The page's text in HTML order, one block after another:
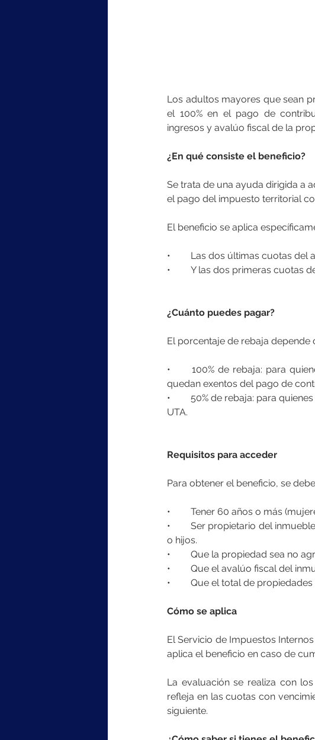
Los adultos mayores que sean
el 100% en el pago de
ingresos y avalúo fiscal de la
¿En qué consiste el beneficio?
Se trata de una ayuda dirigida a
el pago del impuesto territorial
El beneficio se aplica
•	Las dos últimas cuotas del
•	Y las dos primeras cuotas
¿Cuánto puedes pagar?
El porcentaje de rebaja depende
•	100% de rebaja: para quienes tengan ingresos iguales o inferiores a 13,5 UTA. En este caso,
quedan exentos del pago de
•	50% de rebaja: para quienes registren ingresos superiores a 13,5 UTA e inferiores o iguales a 30
UTA.
Requisitos para acceder
Para obtener el beneficio, se
•	Tener 60 años o más
•	Ser propietario del inmueble, ya sea de forma individual o junto a su cónyuge, conviviente civil
o hijos.
•	Que la propiedad sea no
•	Que el avalúo fiscal del
•	Que el total de
Cómo se aplica
El Servicio de Impuestos
aplica el beneficio en caso de
La evaluación se realiza con
refleja en las cuotas con
siguiente.